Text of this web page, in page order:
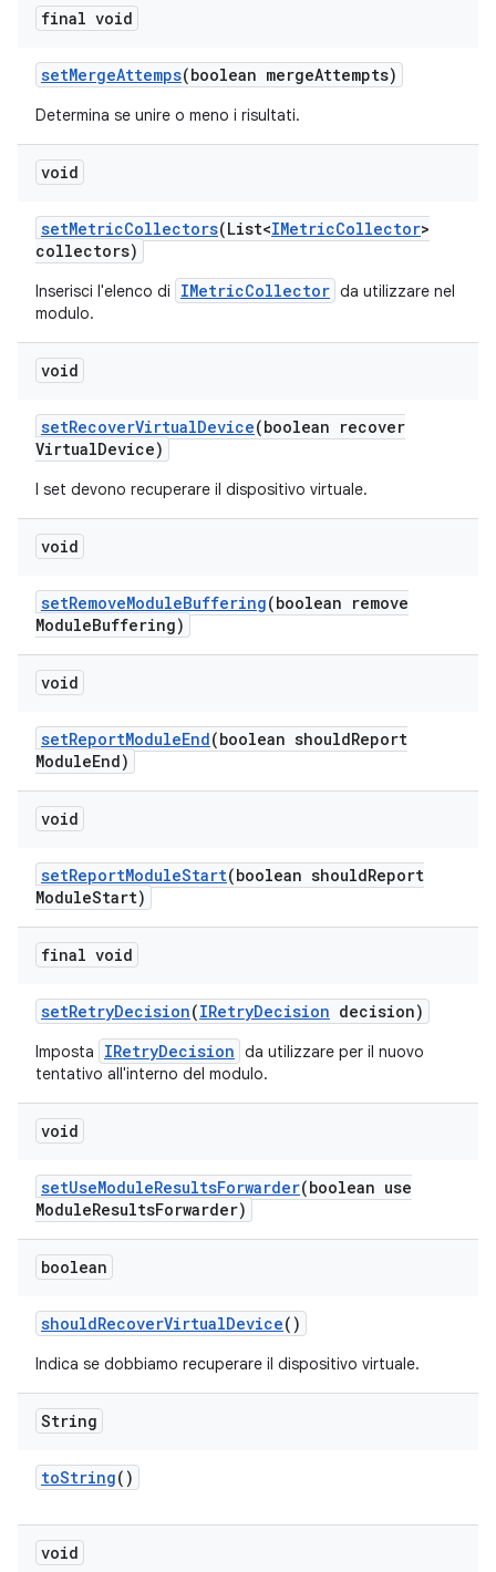
final void
setMergeAttemps(boolean mergeAttempts)
Determina se unire o meno i risultati.
void
setMetricCollectors(List<IMetricCollector>
collectors)
Inserisci l'elenco di IMetricCollector da utilizzare nel
modulo.
void
setRecoverVirtualDevice(boolean recover
VirtualDevice)
I set devono recuperare il dispositivo virtuale.
void
setRemoveModuleBuffering(boolean remove
ModuleBuffering)
void
setReportModuleEnd(boolean shouldReport
ModuleEnd)
void
setReportModuleStart(boolean shouldReport
ModuleStart)
final void
setRetryDecision(IRetryDecision decision)
Imposta IRetryDecision da utilizzare per il nuovo
tentativo all'interno del modulo.
void
setUseModuleResultsForwarder(boolean use
ModuleResultsForwarder)
boolean
shouldRecoverVirtualDevice()
Indica se dobbiamo recuperare il dispositivo virtuale.
String
toString()
void